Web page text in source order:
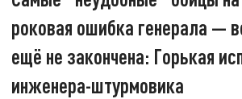
роковая ошибка генерала —
ещё не закончена: Горькая
инженера-штурмовика